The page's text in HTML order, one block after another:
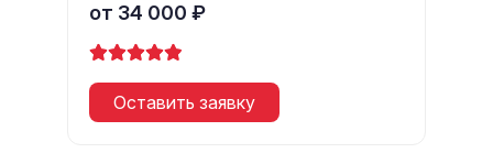
от 34 000 ₽
Оставить заявку